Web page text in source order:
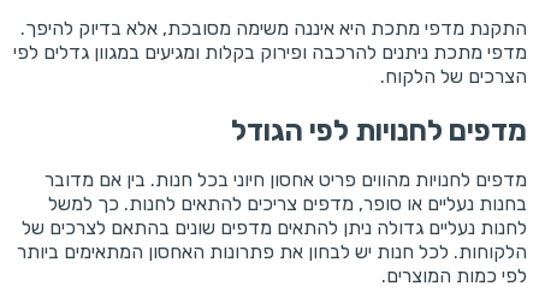
התקנת מדפי מתכת היא איננה משימה מסובכת, אלא בדיוק להיפך.
מדפי מתכת ניתנים להרכבה ופירוק בקלות ומגיעים במגוון גדלים לפי
הצרכים של הלקוח.
מדפים לחנויות לפי הגודל
מדפים לחנויות מהווים פריט אחסון חיוני בכל חנות. בין אם מדובר
בחנות נעליים או סופר, מדפים צריכים להתאים לחנות. כך למשל
לחנות נעליים גדולה ניתן להתאים מדפים שונים בהתאם לצרכים של
הלקוחות. לכל חנות יש לבחון את פתרונות האחסון המתאימים ביותר
לפי כמות המוצרים.